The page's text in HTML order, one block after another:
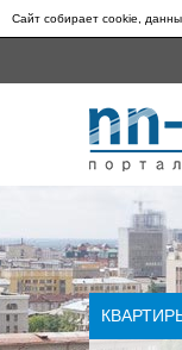
Сайт собирает cookie,